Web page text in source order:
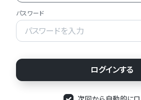
パスワード